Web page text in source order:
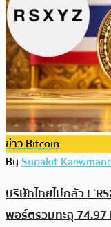
ข่าว Bitcoin
BySupakit
บริษัทไทยไม่กลัว !
พอร์ตรวมทะลุ 74.97